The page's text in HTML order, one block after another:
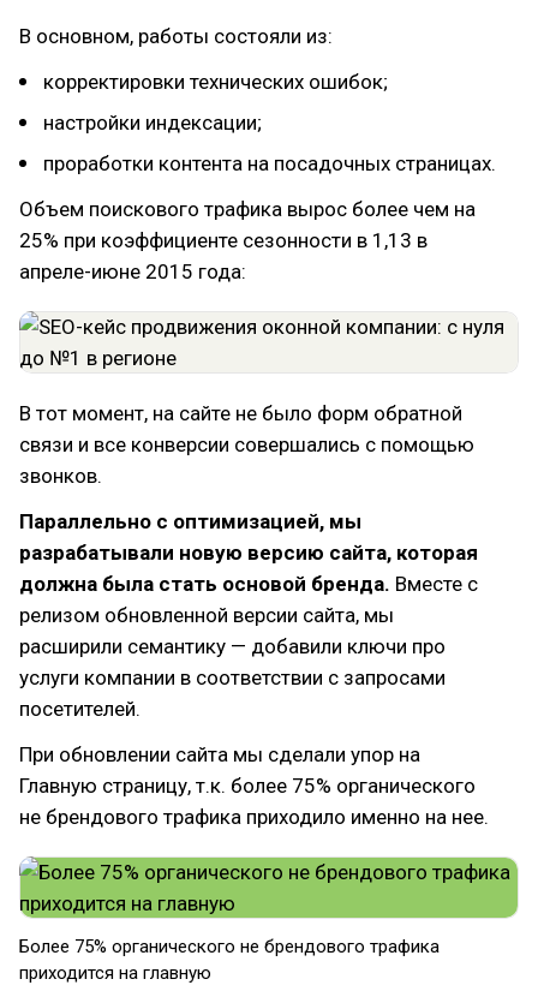
В основном, работы состояли из:
корректировки технических ошибок;
настройки индексации;
проработки контента на посадочных страницах.
Объем поискового трафика вырос более чем на
25% при коэффициенте сезонности в 1,13 в
апреле-июне 2015 года:
В тот момент, на сайте не было форм обратной
связи и все конверсии совершались с помощью
звонков.
Параллельно с оптимизацией, мы
разрабатывали новую версию сайта, которая
должна была стать основой бренда. Вместе с
релизом обновленной версии сайта, мы
расширили семантику — добавили ключи про
услуги компании в соответствии с запросами
посетителей.
При обновлении сайта мы сделали упор на
Главную страницу, т.к. более 75% органического
не брендового трафика приходило именно на нее.
Более 75% органического не брендового трафика
приходится на главную